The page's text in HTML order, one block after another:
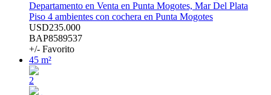
Departamento en Venta en Punta Mogotes, Mar Del Plata
Piso 4 ambientes con cochera en Punta Mogotes
USD235.000
BAP8589537
+/- Favorito
45 m²
2